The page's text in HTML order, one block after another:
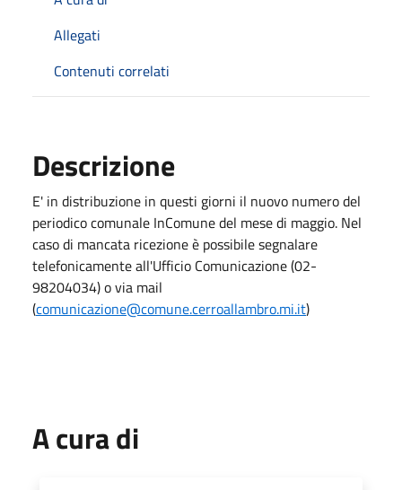
Allegati
Contenuti correlati
Descrizione
E' in distribuzione in questi giorni il nuovo numero del
periodico comunale InComune del mese di maggio. Nel
caso di mancata ricezione è possibile segnalare
telefonicamente all'Ufficio Comunicazione (02-
98204034) o via mail
(comunicazione@comune.cerroallambro.mi.it)
A cura di